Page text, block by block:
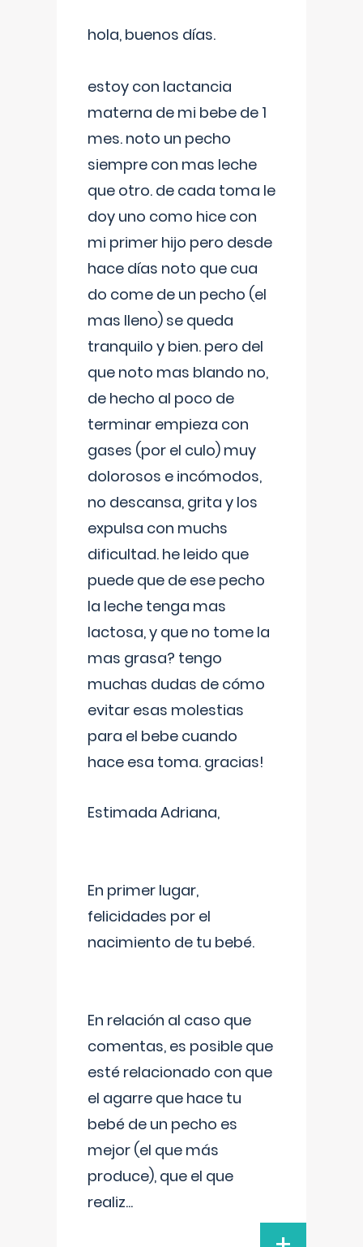
hola, buenos días.
estoy con lactancia
materna de mi bebe de 1
mes. noto un pecho
siempre con mas leche
que otro. de cada toma le
doy uno como hice con
mi primer hijo pero desde
hace días noto que cua
do come de un pecho (el
mas lleno) se queda
tranquilo y bien. pero del
que noto mas blando no,
de hecho al poco de
terminar empieza con
gases (por el culo) muy
dolorosos e incómodos,
no descansa, grita y los
expulsa con muchs
dificultad. he leido que
puede que de ese pecho
la leche tenga mas
lactosa, y que no tome la
mas grasa? tengo
muchas dudas de cómo
evitar esas molestias
para el bebe cuando
hace esa toma. gracias!
Estimada Adriana,
En primer lugar,
felicidades por el
nacimiento de tu bebé.
En relación al caso que
comentas, es posible que
esté relacionado con que
el agarre que hace tu
bebé de un pecho es
mejor (el que más
produce), que el que
realiz...